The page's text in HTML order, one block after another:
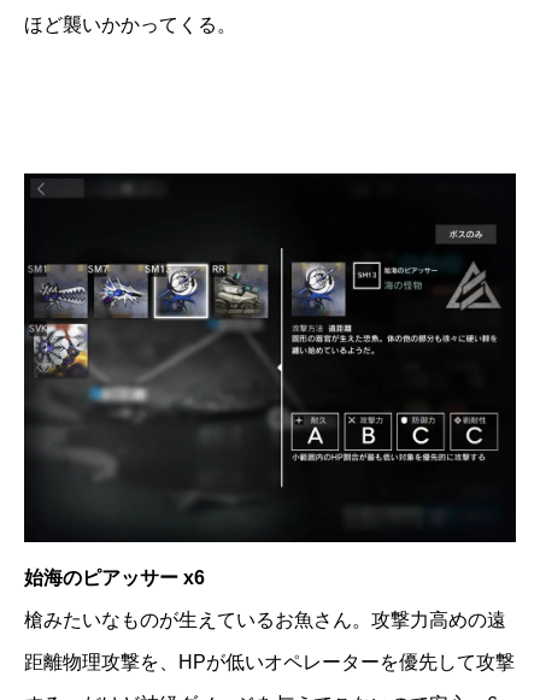
ほど襲いかかってくる。
始海のピアッサー x6
槍みたいなものが生えているお魚さん。攻撃力高めの遠
距離物理攻撃を、HPが低いオペレーターを優先して攻撃